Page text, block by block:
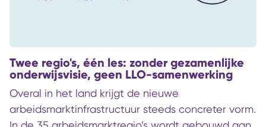
Twee regio's, één les: zonder gezamenlijke
onderwijsvisie, geen LLO-samenwerking
Overal in het land krijgt de nieuwe
arbeidsmarktinfrastructuur steeds concreter vorm.